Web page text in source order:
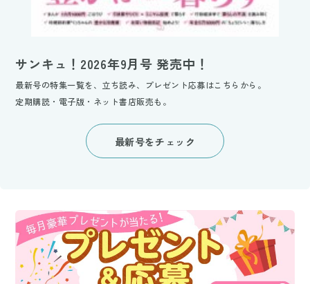
サンキュ！2026年9月号 発売中！
最新号の特集一覧を、立ち読み、プレゼント応募はこちらから。
定期購読・電子版・ネット書店販売も。
最新号をチェック